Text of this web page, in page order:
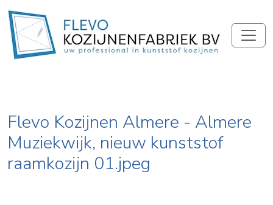
Flevo Kozijnen Almere - Almere
Muziekwijk, nieuw kunststof
raamkozijn 01.jpeg